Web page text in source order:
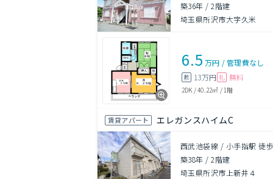
築36年 /2階建
埼玉県所沢市大字久米
6.5 万円 /管理費なし
敷 13万円 礼 無料
2DK /40.22㎡ / 1階
賃貸アパート エレガンスハイムC
西武池袋線 / 小手指駅 徒
築38年 /2階建
埼玉県所沢市上新井４